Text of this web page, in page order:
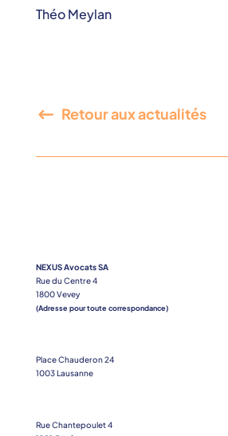
Théo Meylan
Retour aux actualités
NEXUS Avocats SA
Rue du Centre 4
1800 Vevey
(Adresse pour toute correspondance)
Place Chauderon 24
1003 Lausanne
Rue Chantepoulet 4